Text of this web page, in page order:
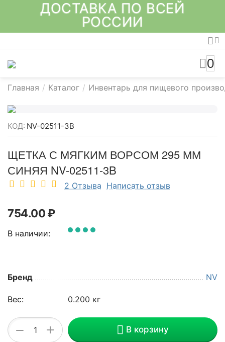
ДОСТАВКА ПО ВСЕЙ
РОССИИ
0
Главная / Каталог / Инвентарь для пищевого
КОД: NV-02511-3B
ЩЕТКА С МЯГКИМ ВОРСОМ 295 ММ
СИНЯЯ NV-02511-3B
2 Отзыва Написать отзыв
754.00₽
В наличии:
Бренд NV
Вес: 0.200 кг
+
− В корзину